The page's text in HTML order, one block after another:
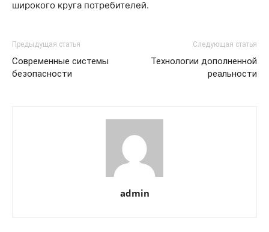
широкого круга потребителей.
Предыдущая статья
Современные системы
безопасности
Следующая статья
Технологии дополненной
реальности
admin